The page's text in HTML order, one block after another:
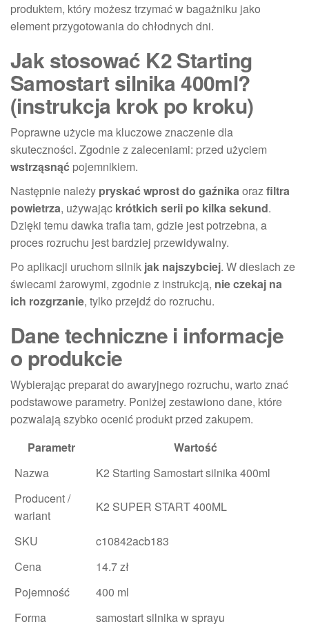
produktem, który możesz trzymać w bagażniku jako
element przygotowania do chłodnych dni.
Jak stosować K2 Starting
Samostart silnika 400ml?
(instrukcja krok po kroku)
Poprawne użycie ma kluczowe znaczenie dla
skuteczności. Zgodnie z zaleceniami: przed użyciem
wstrząsnąć pojemnikiem.
Następnie należy pryskać wprost do gaźnikaorazfiltra
powietrza, używając krótkich serii po kilka sekund.
Dzięki temu dawka trafia tam, gdzie jest potrzebna, a
proces rozruchu jest bardziej przewidywalny.
Po aplikacji uruchom silnik jak najszybciej. W dieslach ze
świecami żarowymi, zgodnie z instrukcją, nie czekaj na
ich rozgrzanie, tylko przejdź do rozruchu.
Dane techniczne i informacje
o produkcie
Wybierając preparat do awaryjnego rozruchu, warto znać
podstawowe parametry. Poniżej zestawiono dane, które
pozwalają szybko ocenić produkt przed zakupem.
Parametr
Wartość
Nazwa
K2 Starting Samostart silnika 400ml
Producent /
wariant
K2 SUPER START 400ML
SKU
c10842acb183
Cena
14.7 zł
Pojemność
400 ml
Forma
samostart silnika w sprayu